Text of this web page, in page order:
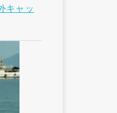
キャッ